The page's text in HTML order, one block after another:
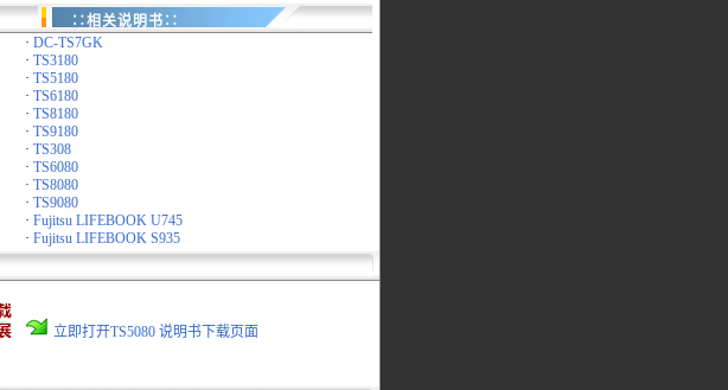
∷相关说明书∷
· DC-TS7GK
· TS3180
· TS5180
· TS6180
· TS8180
· TS9180
· TS308
· TS6080
· TS8080
· TS9080
· Fujitsu LIFEBOOK U745
· Fujitsu LIFEBOOK S935
立即打开TS5080 说明书下载页面